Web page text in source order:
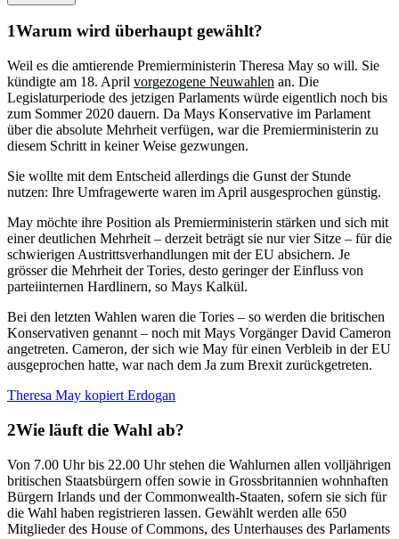
Warum wird überhaupt gewählt?
Weil es die amtierende Premierministerin Theresa May so will. Sie
kündigte am 18. April vorgezogene Neuwahlen an. Die
Legislaturperiode des jetzigen Parlaments würde eigentlich noch bis
zum Sommer 2020 dauern. Da Mays Konservative im Parlament
über die absolute Mehrheit verfügen, war die Premierministerin zu
diesem Schritt in keiner Weise gezwungen.
Sie wollte mit dem Entscheid allerdings die Gunst der Stunde
nutzen: Ihre Umfragewerte waren im April ausgesprochen günstig.
May möchte ihre Position als Premierministerin stärken und sich mit
einer deutlichen Mehrheit – derzeit beträgt sie nur vier Sitze – für die
schwierigen Austrittsverhandlungen mit der EU absichern. Je
grösser die Mehrheit der Tories, desto geringer der Einfluss von
parteiinternen Hardlinern, so Mays Kalkül.
Bei den letzten Wahlen waren die Tories – so werden die britischen
Konservativen genannt – noch mit Mays Vorgänger David Cameron
angetreten. Cameron, der sich wie May für einen Verbleib in der EU
ausgeprochen hatte, war nach dem Ja zum Brexit zurückgetreten.
Theresa May kopiert Erdogan
Wie läuft die Wahl ab?
Von 7.00 Uhr bis 22.00 Uhr stehen die Wahlurnen allen volljährigen
britischen Staatsbürgern offen sowie in Grossbritannien wohnhaften
Bürgern Irlands und der Commonwealth-Staaten, sofern sie sich für
die Wahl haben registrieren lassen. Gewählt werden alle 650
Mitglieder des House of Commons, des Unterhauses des Parlaments